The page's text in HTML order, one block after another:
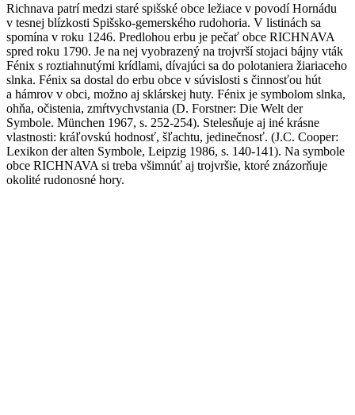
Richnava patrí medzi staré spišské obce ležiace v povodí Hornádu
v tesnej blízkosti Spišsko-gemerského rudohoria. V listinách sa
spomína v roku 1246. Predlohou erbu je pečať obce RICHNAVA
spred roku 1790. Je na nej vyobrazený na trojvrší stojaci bájny vták
Fénix s roztiahnutými krídlami, dívajúci sa do polotaniera žiariaceho
slnka. Fénix sa dostal do erbu obce v súvislosti s činnosťou hút
a hámrov v obci, možno aj sklárskej huty. Fénix je symbolom slnka,
ohňa, očistenia, zmŕtvychvstania (D. Forstner: Die Welt der
Symbole. München 1967, s. 252-254). Stelesňuje aj iné krásne
vlastnosti: kráľovskú hodnosť, šľachtu, jedinečnosť. (J.C. Cooper:
Lexikon der alten Symbole, Leipzig 1986, s. 140-141). Na symbole
obce RICHNAVA si treba všimnúť aj trojvršie, ktoré znázorňuje
okolité rudonosné hory.